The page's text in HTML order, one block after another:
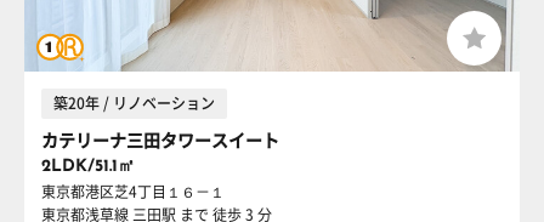
築20年 / リノベーション
カテリーナ三田タワースイート
2LDK/51.1㎡
東京都港区芝4丁目１６－１
東京都浅草線 三田駅 まで 徒歩 3 分